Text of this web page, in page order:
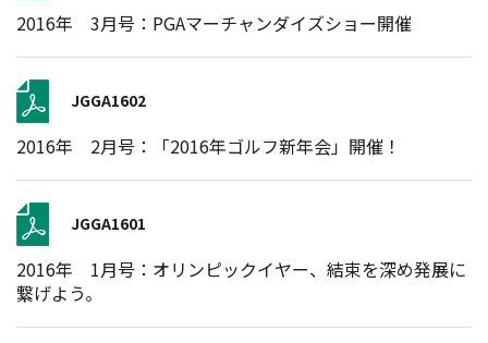
2016年 3月号：PGAマーチャンダイズショー開催
JGGA1602
2016年 2月号：「2016年ゴルフ新年会」開催！
JGGA1601
2016年 1月号：オリンピックイヤー、結束を深め発展に
繋げよう。